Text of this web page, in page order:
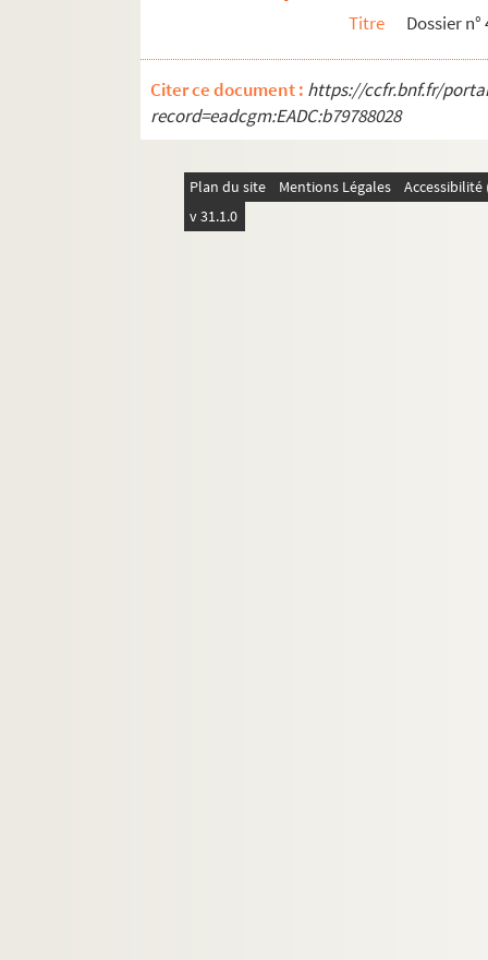
Titre Dossier n°
Citer ce document : https://ccfr.bnf.fr/
record=eadcgm:EADC:b79788028
Plan du site Mentions Légales
v 31.1.0